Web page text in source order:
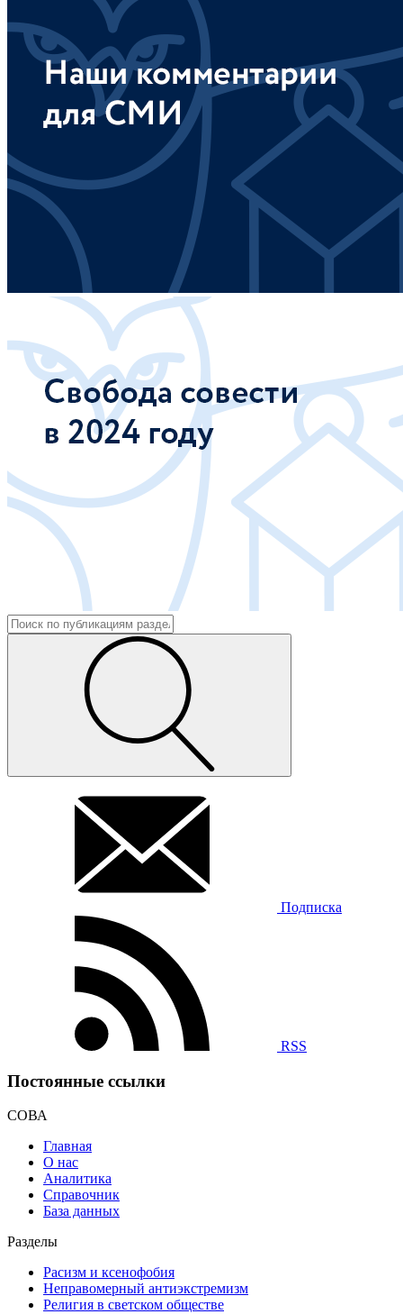
Подписка
RSS
Постоянные ссылки
СОВА
Главная
О нас
Аналитика
Справочник
База данных
Разделы
Расизм и ксенофобия
Неправомерный антиэкстремизм
Религия в светском обществе